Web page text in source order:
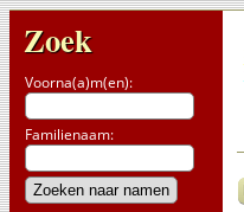
Zoek
Voorna(a)m(en):
Familienaam: